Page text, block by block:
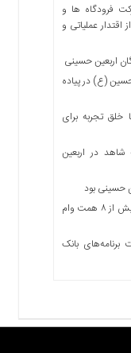
فرودگاه ها و
عملیاتی و
اربعین حسینی
الحسین (ع) در پیاده
خلق تجربه برای
در اربعین
حسینی بود
در چهار ماه نخست ۱۴۰۵ رقم خورد؛ پرداخت بیش از ۸ همت وام
بانک